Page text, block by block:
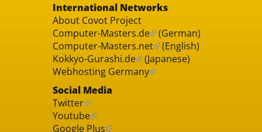
International Networks
About Covot Project
Computer-Masters.de (German)
Computer-Masters.net (English)
Kokkyo-Gurashi.de (Japanese)
Webhosting Germany
Social Media
Twitter
Youtube
Google Plus